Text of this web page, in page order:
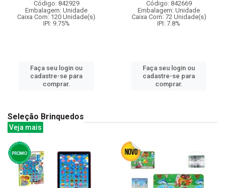
Código: 842929
Embalagem: Unidade
Caixa Com: 120 Unidade(s)
IPI: 9.75%
Faça seu login ou
cadastre-se para
comprar.
Código: 842669
Embalagem: Unidade
Caixa Com: 72 Unidade(s)
IPI: 7.8%
Faça seu login ou
cadastre-se para
comprar.
Seleção Brinquedos
Veja mais